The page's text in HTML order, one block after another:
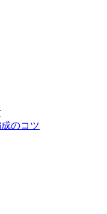
のコツ